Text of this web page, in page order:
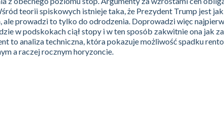
teorii spiskowych istnieje taka, że Prezydent Trump jest
ale prowadzi to tylko do odrodzenia. Doprowadzi więc
w podskokach ciął stopy i w ten sposób zakwitnie ona jak
to analiza techniczna, która pokazuje możliwość spadku
a raczej rocznym horyzoncie.